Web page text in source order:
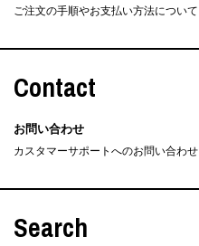
ご注文の手順やお支払い方法について
Contact
お問い合わせ
カスタマーサポートへのお問い合わせ
Search